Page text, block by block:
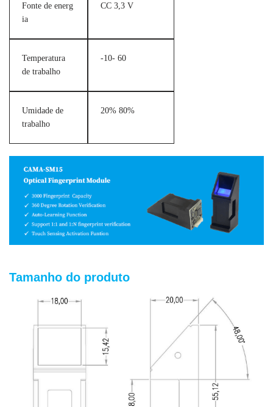
Fonte de energ
ia
CC 3,3 V
Temperatura
de trabalho
-10- 60
Umidade de
trabalho
20% 80%
Tamanho do produto